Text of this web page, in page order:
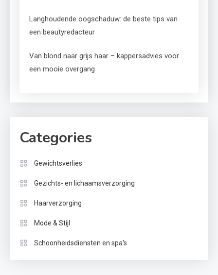
Langhoudende oogschaduw: de beste tips van
een beautyredacteur
Van blond naar grijs haar – kappersadvies voor
een mooie overgang
Categories
Gewichtsverlies
Gezichts- en lichaamsverzorging
Haarverzorging
Mode & Stijl
Schoonheidsdiensten en spa's